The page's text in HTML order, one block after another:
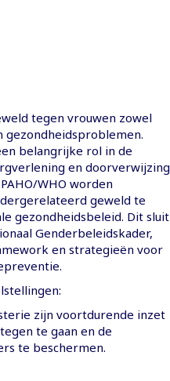
tegen vrouwen zowel
gezondheidsproblemen.
belangrijke rol in de
en doorverwijzing
WHO worden
geweld te
gezondheidsbeleid. Dit sluit
Genderbeleidskader,
en strategieën voor
zijn voortdurende inzet
te gaan en de
te beschermen.